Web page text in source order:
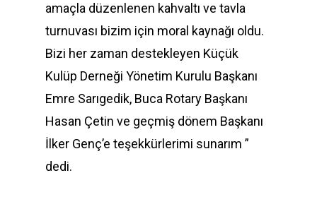
amaçla düzenlenen kahvaltı ve tavla
turnuvası bizim için moral kaynağı oldu.
Bizi her zaman destekleyen Küçük
Kulüp Derneği Yönetim Kurulu Başkanı
Emre Sarıgedik, Buca Rotary Başkanı
Hasan Çetin ve geçmiş dönem Başkanı
İlker Genç’e teşekkürlerimi sunarım ”
dedi.